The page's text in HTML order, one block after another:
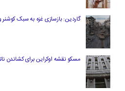
گاردین: بازسازی غزه به سبک
مسکو نقشه اوکراین برای کشاندن